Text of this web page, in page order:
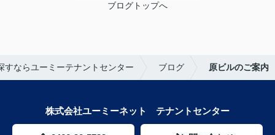
ブログトップへ
すならユーミーテナントセンター ブログ 原ビルのご案内
株式会社ユーミーネット テナントセンター